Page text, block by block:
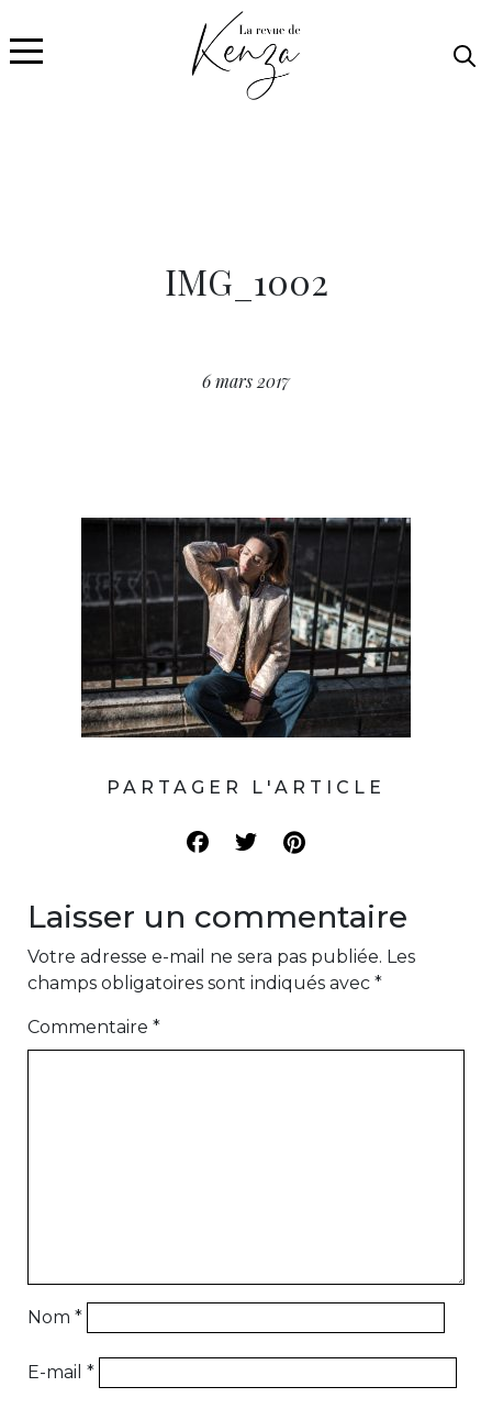
IMG_1002
6 mars 2017
PARTAGER L'ARTICLE
Laisser un commentaire
Votre adresse e-mail ne sera pas publiée. Les
champs obligatoires sont indiqués avec *
Commentaire *
Nom *
E-mail *